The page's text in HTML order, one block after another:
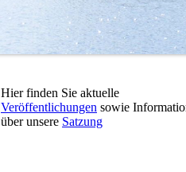
Hier finden Sie aktuelle
Veröffentlichungen sowie
über unsere Satzung